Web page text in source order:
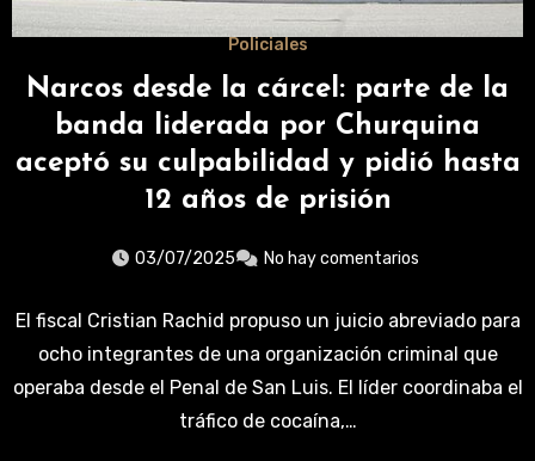
Policiales
Narcos desde la cárcel: parte de la
banda liderada por Churquina
aceptó su culpabilidad y pidió hasta
12 años de prisión
03/07/2025 No hay comentarios
El fiscal Cristian Rachid propuso un juicio abreviado para
ocho integrantes de una organización criminal que
operaba desde el Penal de San Luis. El líder coordinaba el
tráfico de cocaína,…